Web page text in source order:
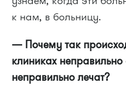
к нам, в больницу.
— Почему так
клиниках неправильно
неправильно лечат?